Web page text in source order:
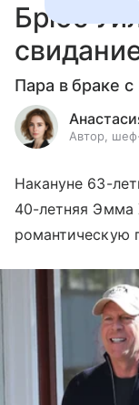
Брюс
Пара в браке
Автор,
Накануне 63-
40-летняя Эмма
романтическую